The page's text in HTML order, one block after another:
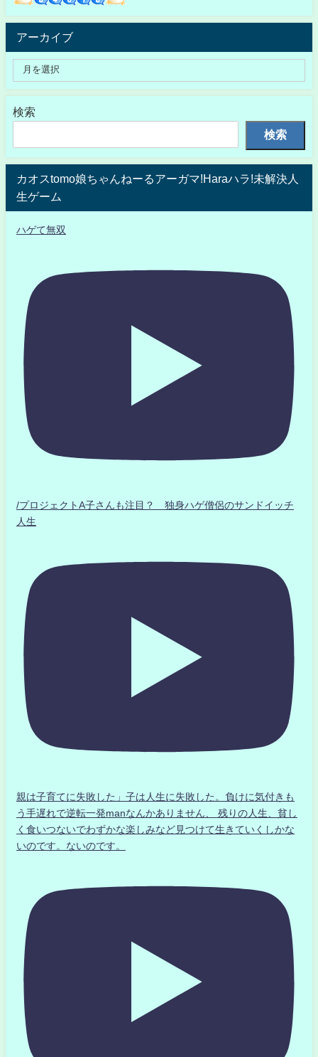
アーカイブ
検索
検索
カオスtomo娘ちゃんねーるアーガマ!Haraハラ!未解決人
生ゲーム
ハゲて無双
/プロジェクトA子さんも注目？ 独身ハゲ僧侶のサンドイッチ
人生
親は子育てに失敗した」子は人生に失敗した。負けに気付きも
う手遅れで逆転一発manなんかありません、 残りの人生、貧し
く食いつないでわずかな楽しみなど見つけて生きていくしかな
いのです。ないのです。